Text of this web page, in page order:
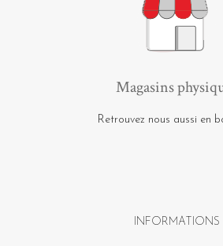
Magasins
Retrouvez nous aussi en
INFORMATIONS